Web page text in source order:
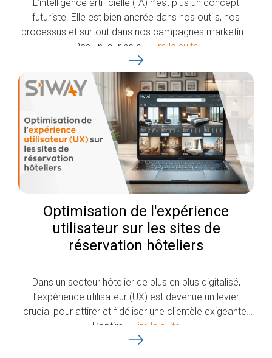
L’intelligence artificielle (IA) n’est plus un concept
futuriste. Elle est bien ancrée dans nos outils, nos
processus et surtout dans nos campagnes marketing.
Pas un jour ne p... Lire la suite
Optimisation de l'expérience
utilisateur sur les sites de
réservation hôteliers
Dans un secteur hôtelier de plus en plus digitalisé,
l’expérience utilisateur (UX) est devenue un levier
crucial pour attirer et fidéliser une clientèle exigeante.
L’optim... Lire la suite